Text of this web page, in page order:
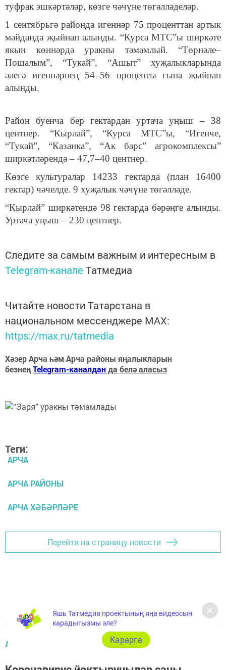
туфрак эшкәртәләр, көзге чәчүне төгәлләделәр.
1 сентябрьгә районда игеннәр 75 проценттан артык
мәйданда җыйнап алынды. “Курса МТС”ы ширкәте
якын көннәрдә уракны тәмамлый. “Төрнәле–
Пошалым”, “Тукай”, “Ашыт” хуҗалыкларында
әлегә игеннәрнең 54–56 проценты гына җыйнап
алынды.
Район буенча бер гектардан уртача уңыш – 38
центнер. “Кырлай”, “Курса МТС”ы, “Игенче,
“Тукай”, “Казанка”, “Ак барс” агрокомплексы”
ширкәтләрендә – 47,7–40 центнер.
Көзге культуралар 14233 гектарда (план 16400
гектар) чәчелде. 9 хуҗалык чәчүне төгәлләде.
“Кырлай” ширкәтендә 98 гектарда бәрәңге алынды.
Уртача уңыш – 230 центнер.
Следите за самым важным и интересным в
Telegram-канале Татмедиа
Читайте новости Татарстана в
национальном мессенджере MАХ:
https://max.ru/tatmedia
Хәзер Арча һәм Арча районы яңалыкларын
безнеңTelegram-каналданда белә аласыз
Теги:
АРЧА
АРЧА РАЙОНЫ
АРЧА ХӘБӘРЛӘРЕ
Перейти на страницу новости
АРЧА ЯҢАЛЫКЛАРЫ
Яшь Татмедиа проектының яңа видеосын
карадыгызмы әле?
Карарга